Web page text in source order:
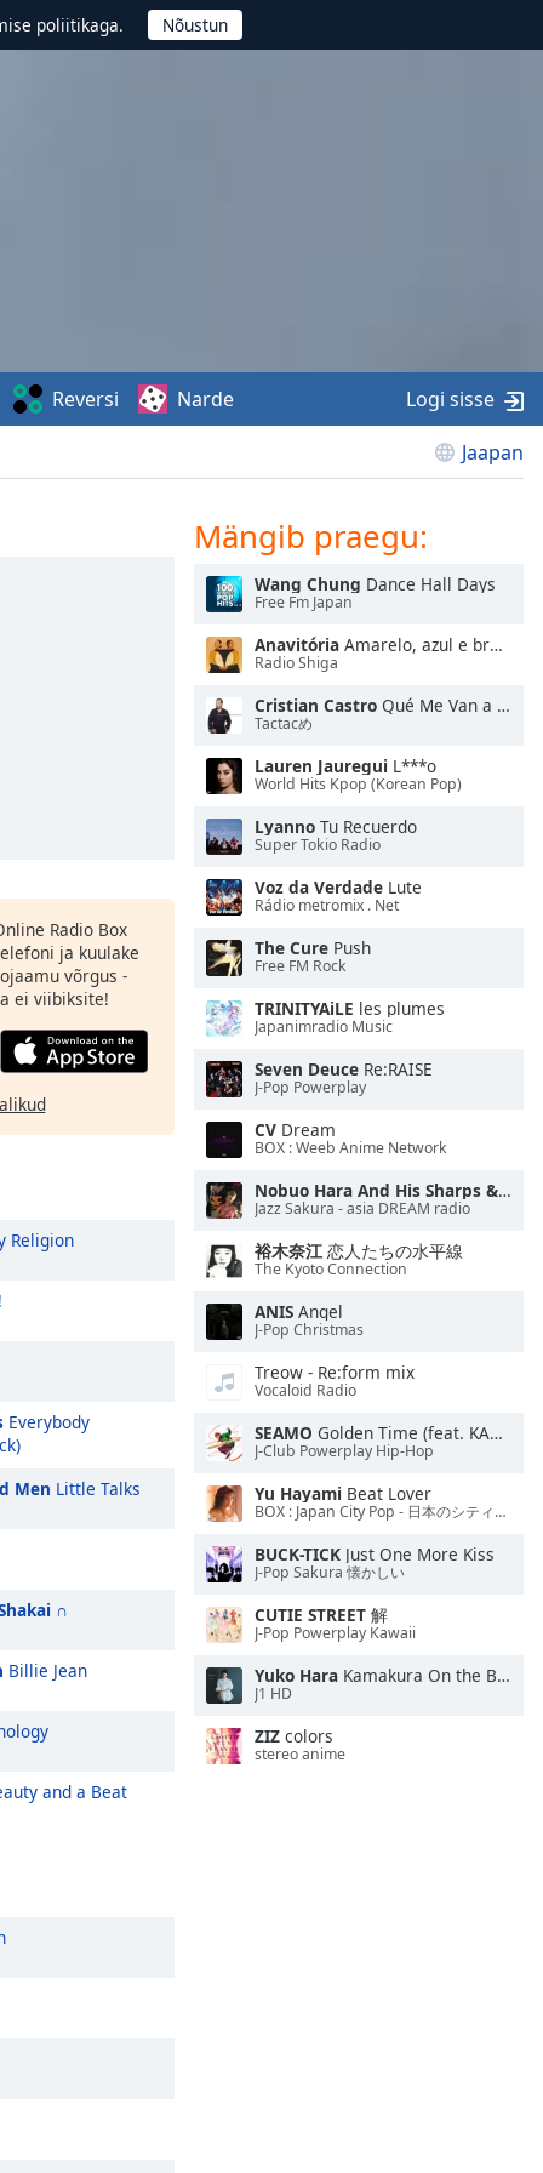
poliitikaga.
Jaapan
Reversi Narde Logi sisse
Radio Box
ja kuulake
võrgus -
ei viibiksite!
Religion
Everybody
Men Little Talks
∩
Billie Jean
and a Beat
Mängib praegu:
Wang Chung Dance Hall Days
Free Fm Japan
Anavitória Amarelo, azul e branco
Radio Shiga
Cristian Castro Qué Me Van a Hablar de Amor
Tactacめ
Lauren Jauregui L***o
World Hits Kpop (Korean Pop)
Lyanno Tu Recuerdo
Super Tokio Radio
Voz da Verdade Lute
Rádio metromix . Net
The Cure Push
Free FM Rock
TRINITYAiLE les plumes
Japanimradio Music
Seven Deuce Re:RAISE
J-Pop Powerplay
CV Dream
BOX : Weeb Anime Network
Nobuo Hara And His Sharps & Flats
Jazz Sakura - asia DREAM radio
裕木奈江恋人たちの水平線
The Kyoto Connection
ANIS Angel
J-Pop Christmas
Treow - Re:form mix
Vocaloid Radio
SEAMO Golden Time (feat. KARUTETTO & 手裏剣ジェット)
J-Club Powerplay Hip-Hop
Yu Hayami Beat Lover
BOX : Japan City Pop - 日本のシティポップ
BUCK-TICK Just One More Kiss
J-Pop Sakura 懐かしい
CUTIE STREET 解
J-Pop Powerplay Kawaii
Yuko Hara Kamakura On the Beach
J1 HD
ZIZ colors
stereo anime